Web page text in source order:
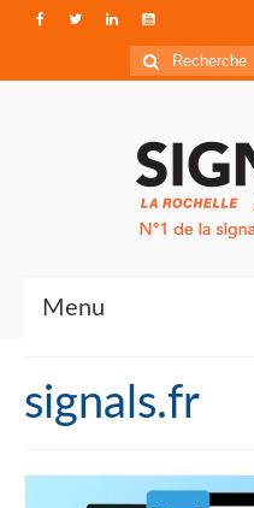
Rechercher
:
Menu
Qui sommes-nous ?
Accéder à Signals
signals.fr